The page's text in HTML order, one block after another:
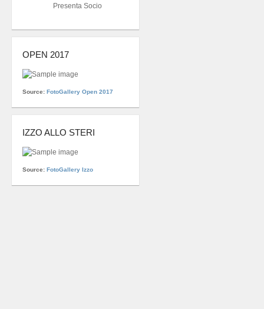
Presenta Socio
OPEN 2017
Source: FotoGallery Open 2017
IZZO ALLO STERI
Source: FotoGallery Izzo